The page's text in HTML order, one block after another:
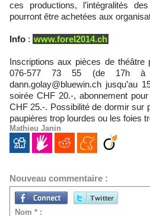
ces productions, l’intégralités
pourront être achetées aux
Info : www.forel2014.ch
Inscriptions aux pièces de théâtre
076-577 73 55 (de 17h à
dann.golay@bluewin.ch jusqu’au
soirée CHF 20.-, abonnement
CHF 25.-. Possibilité de dormir sur
paupières trop lourdes ou les foies
Mathieu Janin
Nouveau commentaire :
Nom * :